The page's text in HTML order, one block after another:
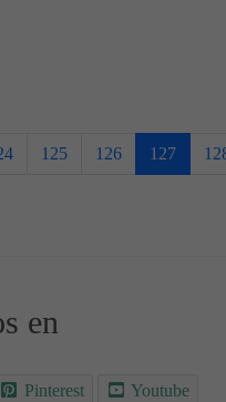
125 126 127
en
Pinterest Youtube